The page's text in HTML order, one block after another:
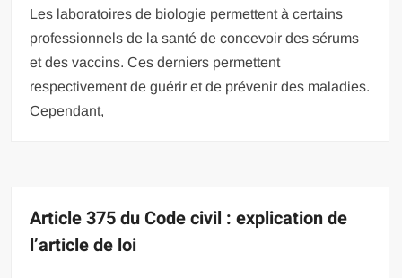
Les laboratoires de biologie permettent à certains
professionnels de la santé de concevoir des sérums
et des vaccins. Ces derniers permettent
respectivement de guérir et de prévenir des maladies.
Cependant,
Article 375 du Code civil : explication de
l’article de loi